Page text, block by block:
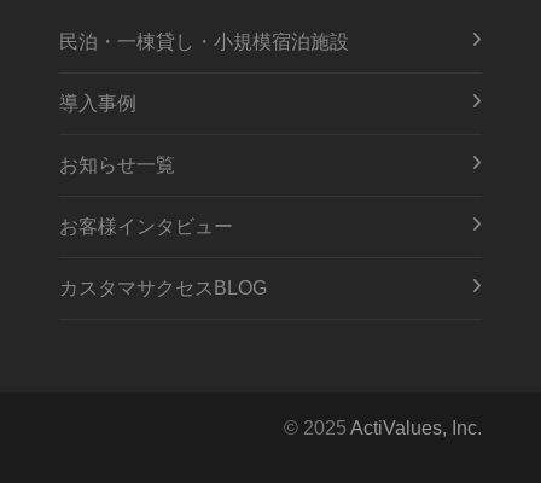
民泊・一棟貸し・小規模宿泊施設
導入事例
お知らせ一覧
お客様インタビュー
カスタマサクセスBLOG
© 2025 ActiValues, Inc.